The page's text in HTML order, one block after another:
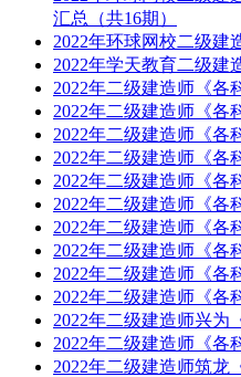
汇总（共16期）
2022年环球网校二级建
2022年学天教育二级建
2022年二级建造师《各
2022年二级建造师《各
2022年二级建造师《各
2022年二级建造师《各
2022年二级建造师《各
2022年二级建造师《各
2022年二级建造师《各
2022年二级建造师《各
2022年二级建造师《各
2022年二级建造师《各
2022年二级建造师兴为
2022年二级建造师《各
2022年二级建造师筑龙